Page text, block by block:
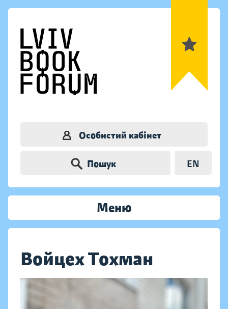
Особистий кабінет
Пошук EN
Меню
Войцех Тохман